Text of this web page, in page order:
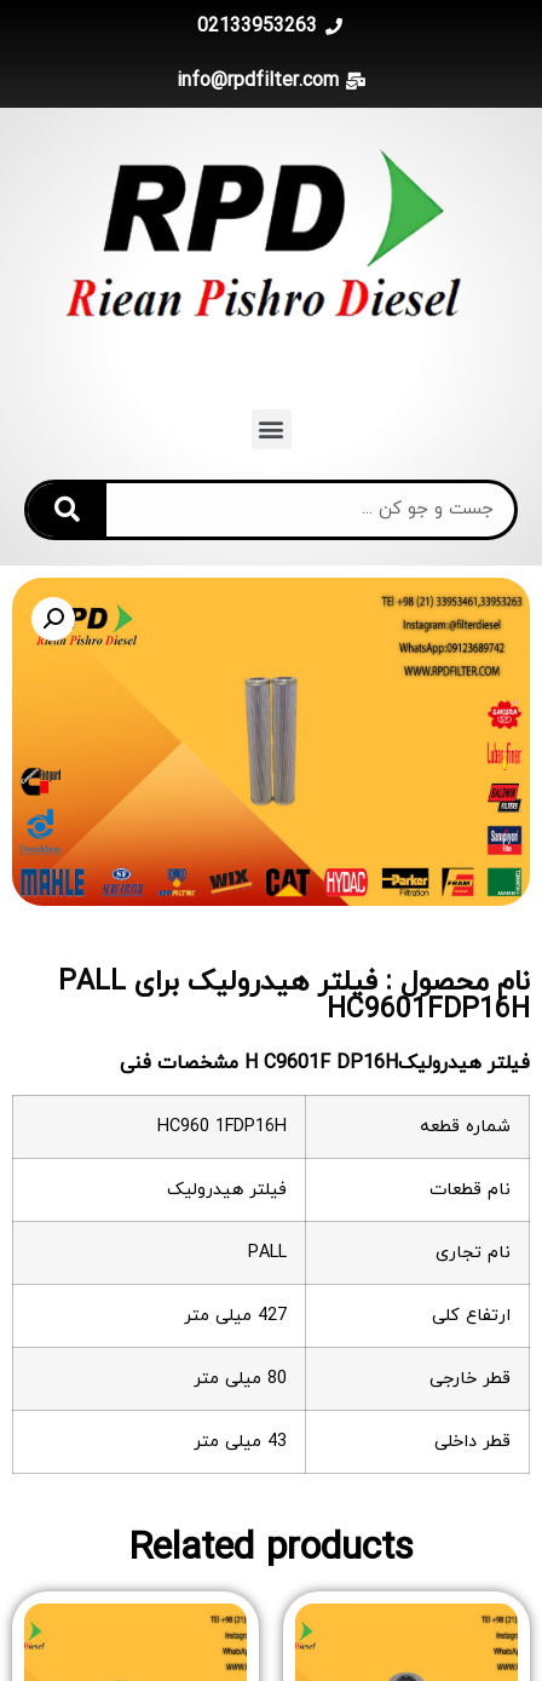
02133953263
info@rpdfilter.com
نام محصول : فیلتر هیدرولیک برای PALL
HC9601FDP16H
فیلتر هیدرولیک H C9601FDP16H مشخصات فنی
شماره قطعه HC960 1FDP16H
نام قطعات فیلتر هیدرولیک
نام تجاری PALL
ارتفاع کلی 427 میلی متر
قطر خارجی 80 میلی متر
قطر داخلی 43 میلی متر
Related products